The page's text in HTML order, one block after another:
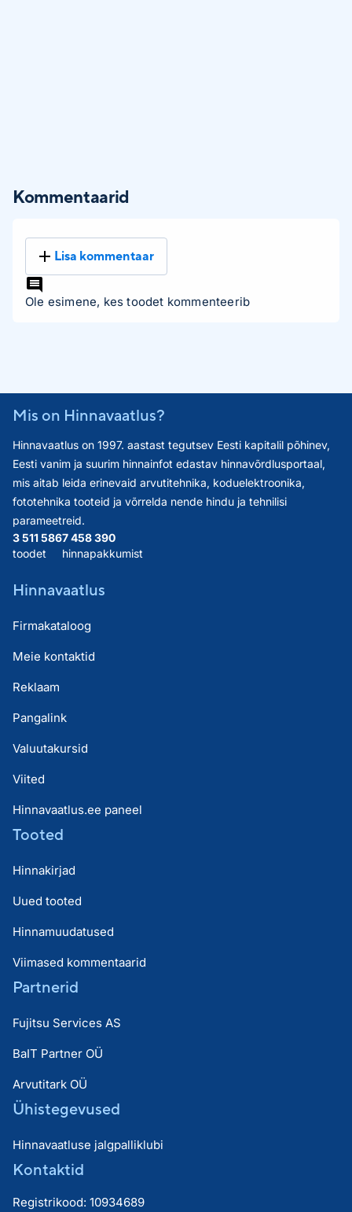
Kommentaarid
Lisa kommentaar
Ole esimene, kes toodet kommenteerib
Mis on Hinnavaatlus?
Hinnavaatlus on 1997. aastast tegutsev Eesti kapitalil põhinev,
Eesti vanim ja suurim hinnainfot edastav hinnavõrdlusportaal,
mis aitab leida erinevaid arvutitehnika, koduelektroonika,
fototehnika tooteid ja võrrelda nende hindu ja tehnilisi
parameetreid.
3 511 586
toodet
7 458 390
hinnapakkumist
Hinnavaatlus
Firmakataloog
Meie kontaktid
Reklaam
Pangalink
Valuutakursid
Viited
Hinnavaatlus.ee paneel
Tooted
Hinnakirjad
Uued tooted
Hinnamuudatused
Viimased kommentaarid
Partnerid
Fujitsu Services AS
BaIT Partner OÜ
Arvutitark OÜ
Ühistegevused
Hinnavaatluse jalgpalliklubi
Kontaktid
Registrikood: 10934689